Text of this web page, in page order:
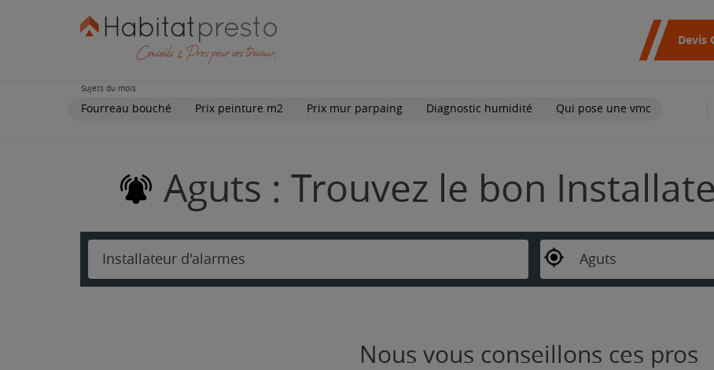
Devis
Sujets du mois
Fourreau bouché Prix peinture m2 Prix mur parpaing Diagnostic humidité Qui pose une vmc
Aguts : Trouvez le bon
Installateur d'alarmes Aguts
Nous vous conseillons ces pros